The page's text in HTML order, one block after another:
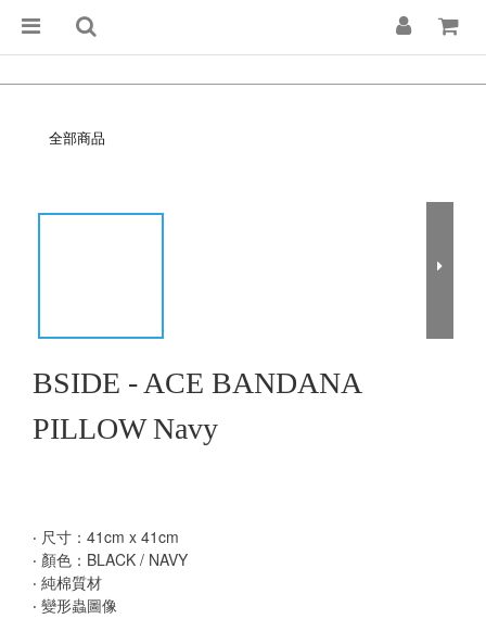
全部商品
BSIDE - ACE BANDANA
PILLOW Navy
‧ 尺寸：41cm x 41cm
‧ 顏色：BLACK / NAVY
‧ 純棉質材
‧ 變形蟲圖像